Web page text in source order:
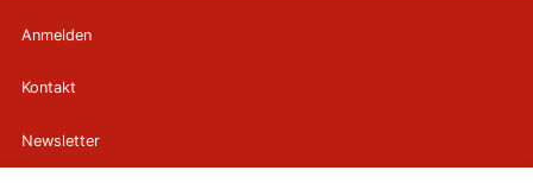
Anmelden
Kontakt
Newsletter